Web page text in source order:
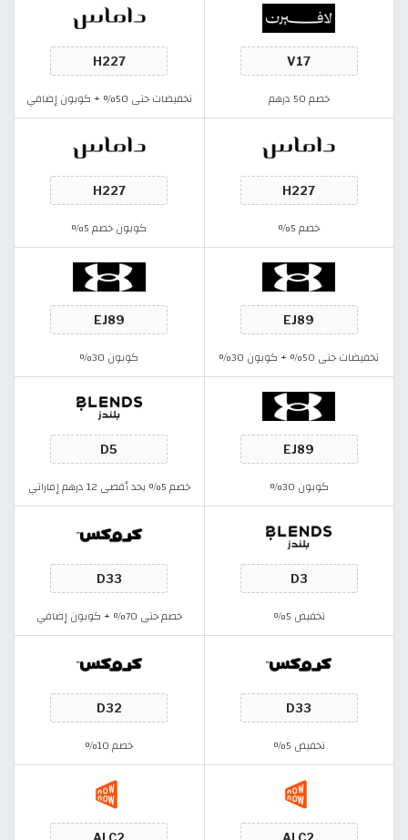
خصم 50 درهم تخفيضات حتى 50% + كوبون إضافي
خصم 5% كوبون خصم 5%
تخفيضات حتى 50% + كوبون 30% كوبون 30%
كوبون 30% خصم 5% بحد أقصى 12 درهم إماراتي
تخفيض 5% خصم حتى 70% + كوبون إضافي
تخفيض 5% خصم 10%